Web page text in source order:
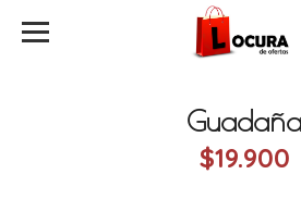
Guadaña
$19.900